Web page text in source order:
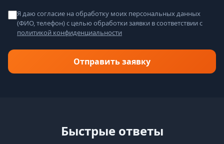
Я даю согласие на обработку моих персональных данных
(ФИО, телефон) с целью обработки заявки в соответствии с
политикой конфиденциальности
Отправить заявку
Быстрые ответы